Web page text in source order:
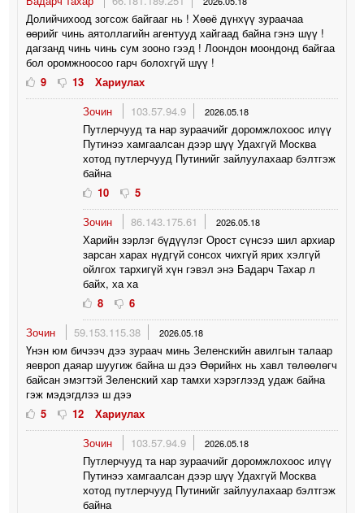
Долийчихоод зогсож байгааг нь ! Хөөё дүнхүү зураачаа
өөрийг чинь аятоллагийн агeнтууд хайгаад байна гэнэ шүү !
дагзанд чинь чинь сум зооно гээд ! Лоондон моондонд байгаа
бол оромжноосоо гарч болохгүй шүү !
9
13
Хариулах
Зочин
103.57.94.9 2026.05.18
Путлерчууд та нар зураачийг доромжлохоос илүү
Путинээ хамгаалсан дээр шүү Удахгүй Москва
хотод путлерчууд Путинийг зайлуулахаар бэлтгэж
байна
10
5
Зочин
86.143.175.61 2026.05.18
Харийн зэрлэг бүдүүлэг Орост сүнсээ шил архиар
зарсан харах нүдгүй сонсох чихгүй ярих хэлгүй
ойлгох тархигүй хүн гэвэл энэ Бадарч Тахар л
байх, ха ха
8
6
Зочин
59.153.115.38 2026.05.18
Үнэн юм бичээч дээ зураач минь Зеленскийн авилгын талаар
яевроп даяар шуугиж байна ш дээ Өөрийнх нь хавл төлөөлөгч
байсан эмэгтэй Зеленский хар тамхи хэрэглээд удаж байна
гэж мэдэгдлээ ш дээ
5
12
Хариулах
Зочин
103.57.94.9 2026.05.18
Путлерчууд та нар зураачийг доромжлохоос илүү
Путинээ хамгаалсан дээр шүү Удахгүй Москва
хотод путлерчууд Путинийг зайлуулахаар бэлтгэж
байна